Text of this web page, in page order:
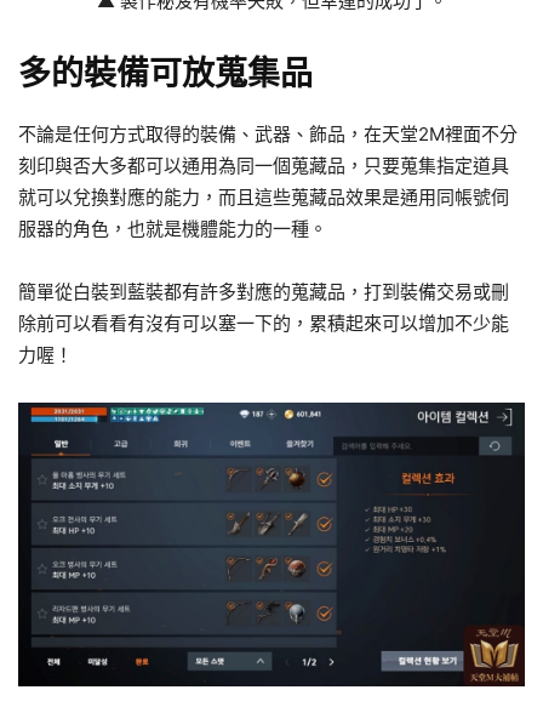
多的裝備可放蒐集品
不論是任何方式取得的裝備、武器、飾品，在天堂2M裡面不分
刻印與否大多都可以通用為同一個蒐藏品，只要蒐集指定道具
就可以兌換對應的能力，而且這些蒐藏品效果是通用同帳號伺
服器的角色，也就是機體能力的一種。
簡單從白裝到藍裝都有許多對應的蒐藏品，打到裝備交易或刪
除前可以看看有沒有可以塞一下的，累積起來可以增加不少能
力喔！